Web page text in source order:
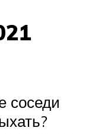
соседи